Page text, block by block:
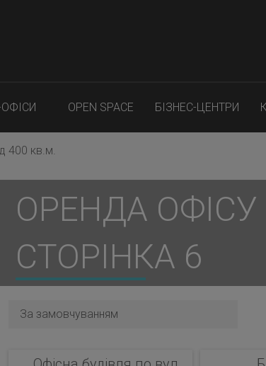
OPEN SPACE БІЗНЕС-ЦЕНТРИ
400 кв.м.
ОРЕНДА ОФІСУ
СТОРІНКА 6